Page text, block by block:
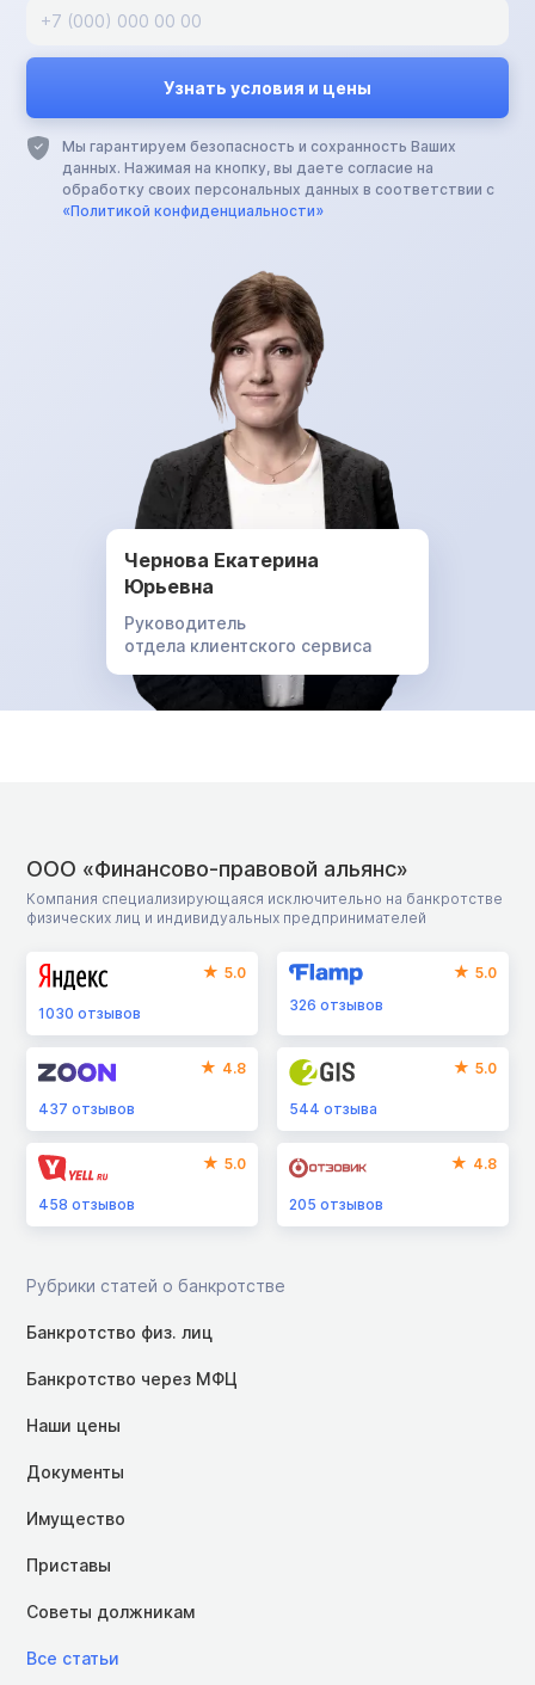
Мы гарантируем безопасность и сохранность Ваших
данных. Нажимая на кнопку, вы даете согласие на
обработку своих персональных данных в соответствии с
«Политикой конфиденциальности»
Чернова Екатерина
Юрьевна
Руководитель
отдела клиентского сервиса
ООО «Финансово-правовой альянс»
Компания специализирующаяся исключительно на банкротстве
физических лиц и индивидуальных предпринимателей
5.0
1030 отзывов
5.0
326отзывов
4.8
437 отзывов
5.0
544отзыва
5.0
458 отзывов
4.8
205отзывов
Рубрики статей о банкротстве
Банкротство физ. лиц
Банкротство через МФЦ
Наши цены
Документы
Имущество
Приставы
Советы должникам
Все статьи